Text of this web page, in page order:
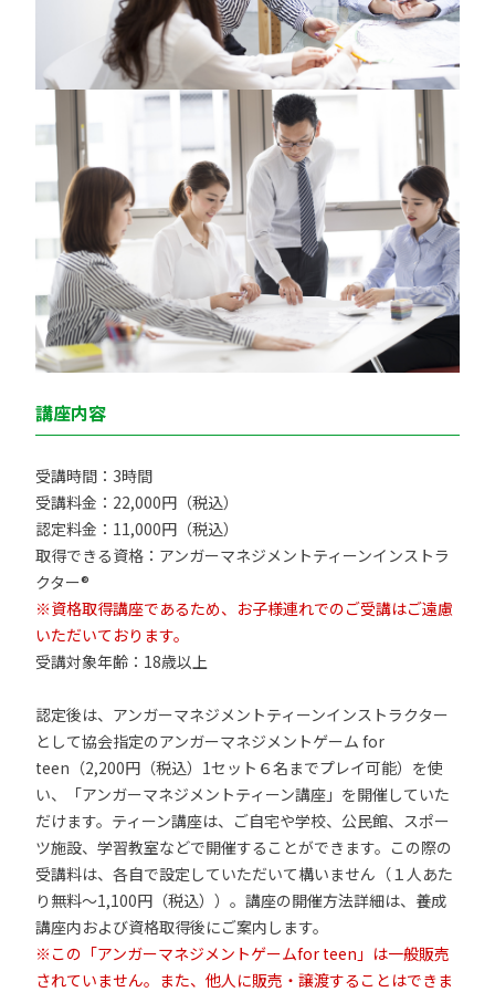
講座内容
受講時間：3時間
受講料金：22,000円（税込）
認定料金：11,000円（税込）
取得できる資格：アンガーマネジメントティーンインストラ
クター®
※資格取得講座であるため、お子様連れでのご受講はご遠慮
いただいております。
受講対象年齢：18歳以上
認定後は、アンガーマネジメントティーンインストラクター
として協会指定のアンガーマネジメントゲーム for
teen（2,200円（税込）1セット６名までプレイ可能）を使
い、「アンガーマネジメントティーン講座」を開催していた
だけます。ティーン講座は、ご自宅や学校、公民館、スポー
ツ施設、学習教室などで開催することができます。この際の
受講料は、各自で設定していただいて構いません（１人あた
り無料～1,100円（税込））。講座の開催方法詳細は、養成
講座内および資格取得後にご案内します。
※この「アンガーマネジメントゲームfor teen」は一般販売
されていません。また、他人に販売・譲渡することはできま